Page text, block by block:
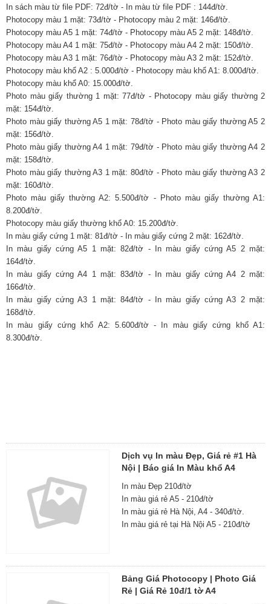
In sách màu từ file PDF: 72đ/tờ - In màu từ file PDF : 144đ/tờ.
Photocopy màu 1 mặt: 73đ/tờ - Photocopy màu 2 mặt: 146đ/tờ.
Photocopy màu A5 1 mặt: 74đ/tờ - Photocopy màu A5 2 mặt: 148đ/tờ.
Photocopy màu A4 1 mặt: 75đ/tờ - Photocopy màu A4 2 mặt: 150đ/tờ.
Photocopy màu A3 1 mặt: 76đ/tờ - Photocopy màu A3 2 mặt: 152đ/tờ.
Photocopy màu khổ A2 : 5.000đ/tờ - Photocopy màu khổ A1: 8.000đ/tờ.
Photocopy màu khổ A0: 15.000đ/tờ.
Photo màu giấy thường 1 mặt: 77đ/tờ - Photocopy màu giấy thường 2
mặt: 154đ/tờ.
Photo màu giấy thường A5 1 mặt: 78đ/tờ - Photo màu giấy thường A5 2
mặt: 156đ/tờ.
Photo màu giấy thường A4 1 mặt: 79đ/tờ - Photo màu giấy thường A4 2
mặt: 158đ/tờ.
Photo màu giấy thường A3 1 mặt: 80đ/tờ - Photo màu giấy thường A3 2
mặt: 160đ/tờ.
Photo màu giấy thường A2: 5.500đ/tờ - Photo màu giấy thường A1:
8.200đ/tờ.
Photocopy màu giấy thường khổ A0: 15.200đ/tờ.
In màu giấy cứng 1 mặt: 81đ/tờ - In màu giấy cứng 2 mặt: 162đ/tờ.
In màu giấy cứng A5 1 mặt: 82đ/tờ - In màu giấy cứng A5 2 mặt:
164đ/tờ.
In màu giấy cứng A4 1 mặt: 83đ/tờ - In màu giấy cứng A4 2 mặt:
166đ/tờ.
In màu giấy cứng A3 1 mặt: 84đ/tờ - In màu giấy cứng A3 2 mặt:
168đ/tờ.
In màu giấy cứng khổ A2: 5.600đ/tờ - In màu giấy cứng khổ A1:
8.300đ/tờ.
Dịch vụ In màu Đẹp, Giá rẻ #1 Hà
Nội | Báo giá In Màu khổ A4
In màu Đẹp 210đ/tờ
In màu giá rẻ A5 - 210đ/tờ
In màu giá rẻ Hà Nội, A4 - 340đ/tờ.
In màu giá rẻ tại Hà Nội A5 - 210đ/tờ
Bảng Giá Photocopy | Photo Giá
Rẻ | Giá Rẻ 10đ/1 tờ A4